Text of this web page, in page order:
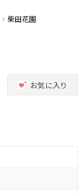
柴田花園
お気に入り